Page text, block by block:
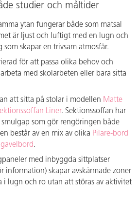
studier och måltider
ytan fungerar både som matsal
är ljust och luftigt med en lugn och
som skapar en trivsam atmosfär.
för att passa olika behov och
med skolarbeten eller bara sitta
att sitta på stolar i modellen Matte
Liner. Sektionssoffan har
som gör rengöringen både
består av en mix av olika Pilare-bord
.
med inbyggda sittplatser
information) skapar avskärmade zoner
i lugn och ro utan att störas av aktivitet